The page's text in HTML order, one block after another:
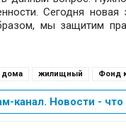
Сегодня новая
мы защитим
дома жилищный Фонд
канал. Новости -